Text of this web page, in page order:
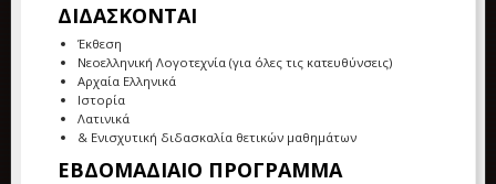
ΔΙΔΑΣΚΟΝΤΑΙ
Έκθεση
Νεοελληνική Λογοτεχνία (για όλες τις κατευθύνσεις)
Αρχαία Ελληνικά
Ιστορία
Λατινικά
& Ενισχυτική διδασκαλία θετικών μαθημάτων
ΕΒΔΟΜΑΔΙΑΙΟ ΠΡΟΓΡΑΜΜΑ